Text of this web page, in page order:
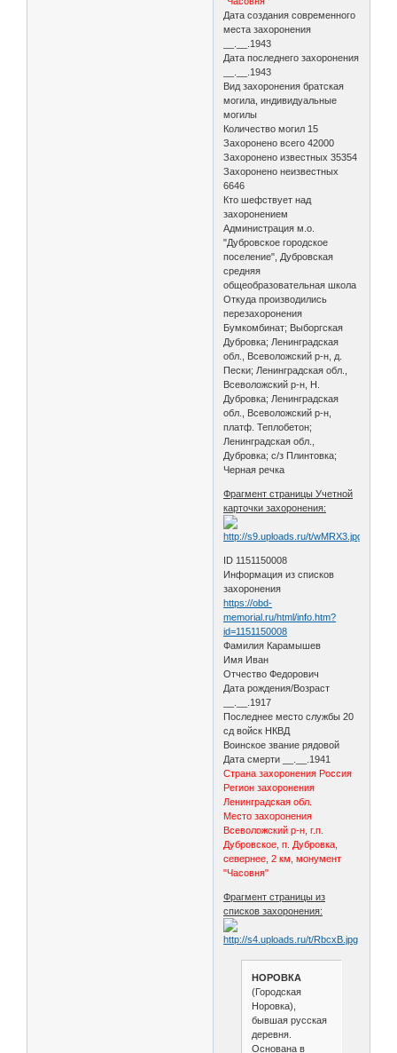
Дата создания современного
места захоронения
__.__.1943
Дата последнего захоронения
__.__.1943
Вид захоронения братская
могила, индивидуальные
могилы
Количество могил 15
Захоронено всего 42000
Захоронено известных 35354
Захоронено неизвестных
6646
Кто шефствует над
захоронением
Администрация м.о.
"Дубровское городское
поселение", Дубровская
средняя
общеобразовательная школа
Откуда производились
перезахоронения
Бумкомбинат; Выборгская
Дубровка; Ленинградская
обл., Всеволожский р-н, д.
Пески; Ленинградская обл.,
Всеволожский р-н, Н.
Дубровка; Ленинградская
обл., Всеволожский р-н,
платф. Теплобетон;
Ленинградская обл.,
Дубровка; с/з Плинтовка;
Черная речка
Фрагмент страницы Учетной
карточки захоронения:
ID 1151150008
Информация из списков
захоронения
https://obd-
memorial.ru/html/info.htm?
id=1151150008
Фамилия Карамышев
Имя Иван
Отчество Федорович
Дата рождения/Возраст
__.__.1917
Последнее место службы 20
сд войск НКВД
Воинское звание рядовой
Дата смерти __.__.1941
Страна захоронения Россия
Регион захоронения
Ленинградская обл.
Место захоронения
Всеволожский р-н, г.п.
Дубровское, п. Дубровка,
севернее, 2 км, монумент
"Часовня"
Фрагмент страницы из
списков захоронения:
НОРОВКА
(Городская
Норовка),
бывшая русская
деревня.
Основана в